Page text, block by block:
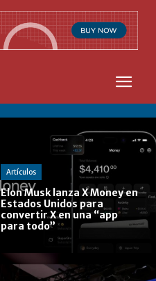
Artículos
Elon Musk lanza X Money en
Estados Unidos para
convertir X en una “app
para todo”